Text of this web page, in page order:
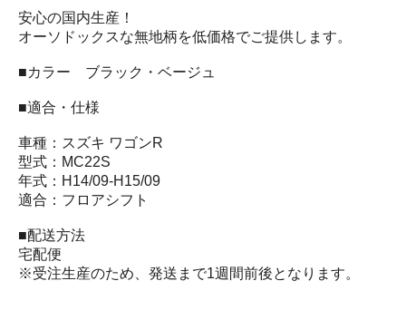
安心の国内生産！
オーソドックスな無地柄を低価格でご提供します。
■カラー ブラック・ベージュ
■適合・仕様
車種：スズキ ワゴンR
型式：MC22S
年式：H14/09-H15/09
適合：フロアシフト
■配送方法
宅配便
※受注生産のため、発送まで1週間前後となります。